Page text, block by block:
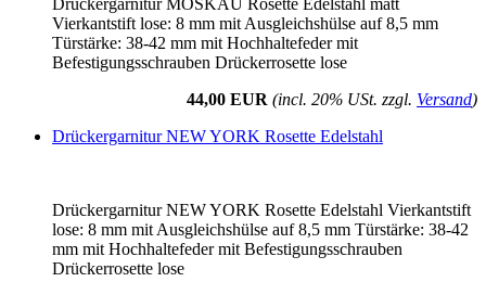
Drückergarnitur MOSKAU Rosette Edelstahl matt
Vierkantstift lose: 8 mm mit Ausgleichshülse auf 8,5 mm
Türstärke: 38-42 mm mit Hochhaltefeder mit
Befestigungsschrauben Drückerrosette lose
44,00 EUR (incl. 20% USt. zzgl. Versand)
Drückergarnitur NEW YORK Rosette Edelstahl
Drückergarnitur NEW YORK Rosette Edelstahl Vierkantstift
lose: 8 mm mit Ausgleichshülse auf 8,5 mm Türstärke: 38-42
mm mit Hochhaltefeder mit Befestigungsschrauben
Drückerrosette lose